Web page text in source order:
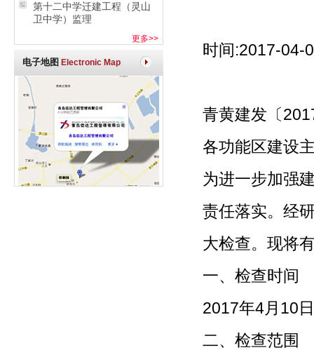
第十二中学迁建工程（灵山
卫中学）监理
更多>>
电子地图 Electronic Map
时间:2017-04-
青黄建发〔
各功能区建设
为进一步加强
责任落实。经
大检查。现将
一、检查时间
2017年4月10
二、检查范围